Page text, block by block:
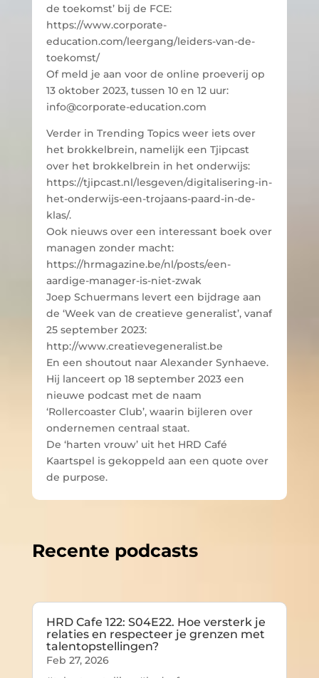
de toekomst’ bij de FCE:
https://www.corporate-
education.com/leergang/leiders-van-de-
toekomst/
Of meld je aan voor de online proeverij op
13 oktober 2023, tussen 10 en 12 uur:
info@corporate-education.com
Verder in Trending Topics weer iets over
het brokkelbrein, namelijk een Tjipcast
over het brokkelbrein in het onderwijs:
https://tjipcast.nl/lesgeven/digitalisering-in-
het-onderwijs-een-trojaans-paard-in-de-
klas/.
Ook nieuws over een interessant boek over
managen zonder macht:
https://hrmagazine.be/nl/posts/een-
aardige-manager-is-niet-zwak
Joep Schuermans levert een bijdrage aan
de ‘Week van de creatieve generalist’, vanaf
25 september 2023:
http://www.creatievegeneralist.be
En een shoutout naar Alexander Synhaeve.
Hij lanceert op 18 september 2023 een
nieuwe podcast met de naam
‘Rollercoaster Club’, waarin bijleren over
ondernemen centraal staat.
De ‘harten vrouw’ uit het HRD Café
Kaartspel is gekoppeld aan een quote over
de purpose.
Recente podcasts
HRD Cafe 122: S04E22. Hoe versterk je
relaties en respecteer je grenzen met
talentopstellingen?
Feb 27, 2026